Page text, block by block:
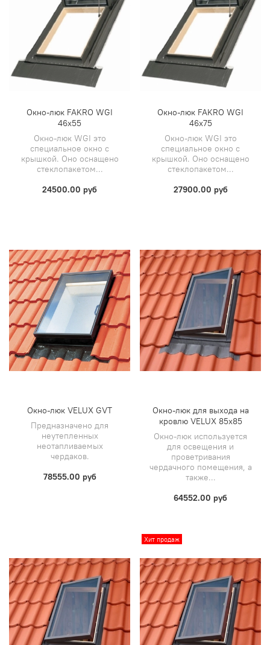
Окно-люк FAKRO WGI
46х55
Окно-люк WGI это
специальное окно с
крышкой. Оно оснащено
стеклопакетом...
24500.00 руб
Окно-люк FAKRO WGI
46х75
Окно-люк WGI это
специальное окно с
крышкой. Оно оснащено
стеклопакетом...
27900.00 руб
Окно-люк VELUX GVT
Предназначено для
неутепленных
неотапливаемых
чердаков.
78555.00 руб
Окно-люк для выхода на
кровлю VELUX 85х85
Окно-люк используется
для освещения и
проветривания
чердачного помещения, а
также...
64552.00 руб
Хит продаж